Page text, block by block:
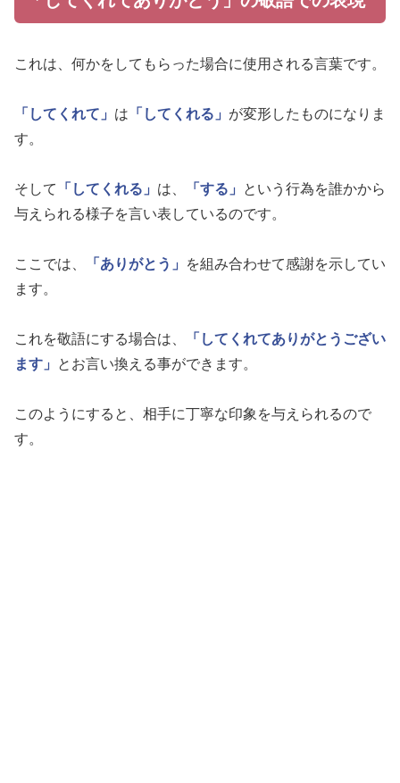
これは、何かをしてもらった場合に使用される言葉です。
「してくれて」 は 「してくれる」 が変形したものになりま
す。
そして 「してくれる」 は、 「する」
という行為を誰かから
与えられる様子を言い表しているのです。
ここでは、 「ありがとう」
を組み合わせて感謝を示してい
ます。
これを敬語にする場合は、
「してくれてありがとうござい
ます」
とお言い換える事ができます。
このようにすると、相手に丁寧な印象を与えられるので
す。